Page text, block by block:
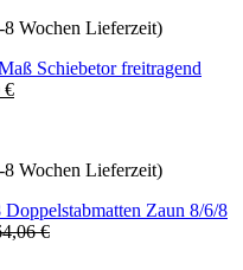
Wochen Lieferzeit)
Schiebetor freitragend
€
Wochen Lieferzeit)
Doppelstabmatten Zaun 8/6/8
€